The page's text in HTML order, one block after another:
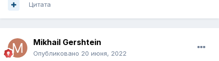
Цитата
Mikhail Gershtein
Опубликовано 20 июня, 2022